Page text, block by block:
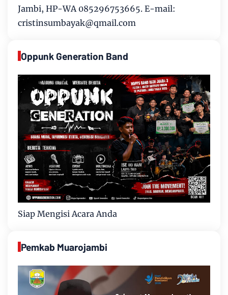
Jambi, HP-WA 085296753665. E-mail:
cristinsumbayak@qmail.com
Oppunk Generation Band
Siap Mengisi Acara Anda
Pemkab Muarojambi